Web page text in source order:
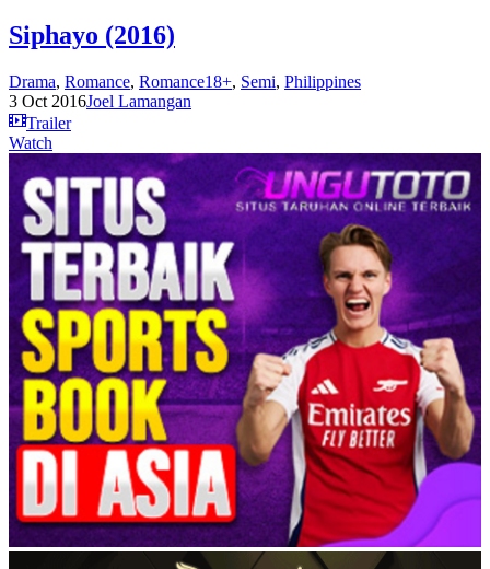
Siphayo (2016)
Drama, Romance, Romance18+, Semi, Philippines
3 Oct 2016Joel Lamangan
Trailer
Watch